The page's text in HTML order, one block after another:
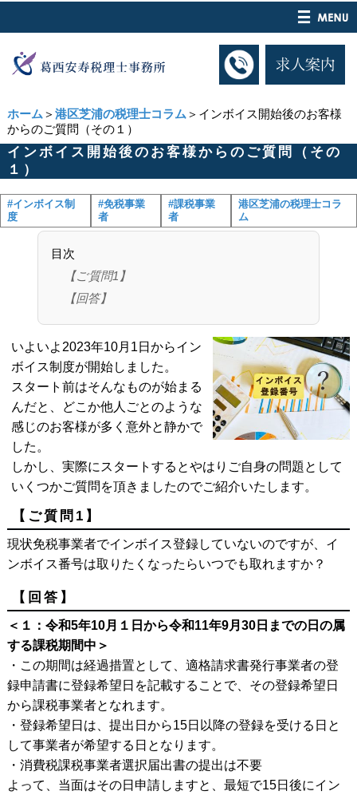
ホーム ＞ 港区芝浦の税理士コラム ＞インボイス開始後のお客様
からのご質問（その１）
インボイス開始後のお客様からのご質問（その
１）
#インボイス制
度
#免税事業
者
#課税事業
者
港区芝浦の税理士コラ
ム
目次
【ご質問1】
【回答】
いよいよ2023年10月1日からイン
ボイス制度が開始しました。
スタート前はそんなものが始まる
んだと、どこか他人ごとのような
感じのお客様が多く意外と静かで
した。
しかし、実際にスタートするとやはりご自身の問題として
いくつかご質問を頂きましたのでご紹介いたします。
【ご質問1】
現状免税事業者でインボイス登録していないのですが、イ
ンボイス番号は取りたくなったらいつでも取れますか？
【回答】
＜１：令和5年10月１日から令和11年9月30日までの日の属
する課税期間中＞
・この期間は経過措置として、適格請求書発行事業者の登
録申請書に登録希望日を記載することで、その登録希望日
から課税事業者となれます。
・登録希望日は、提出日から15日以降の登録を受ける日と
して事業者が希望する日となります。
・消費税課税事業者選択届出書の提出は不要
よって、当面はその日申請しますと、最短で15日後にイン